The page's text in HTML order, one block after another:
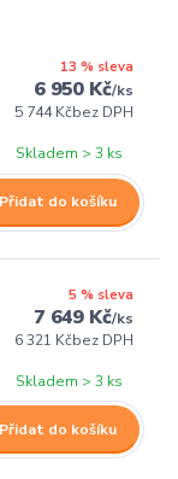
13 % sleva
6 950 Kč/ks
5 744 Kčbez DPH
Skladem > 3 ks
Přidat do košíku
5 % sleva
7 649 Kč/ks
6 321 Kčbez DPH
Skladem > 3 ks
Přidat do košíku